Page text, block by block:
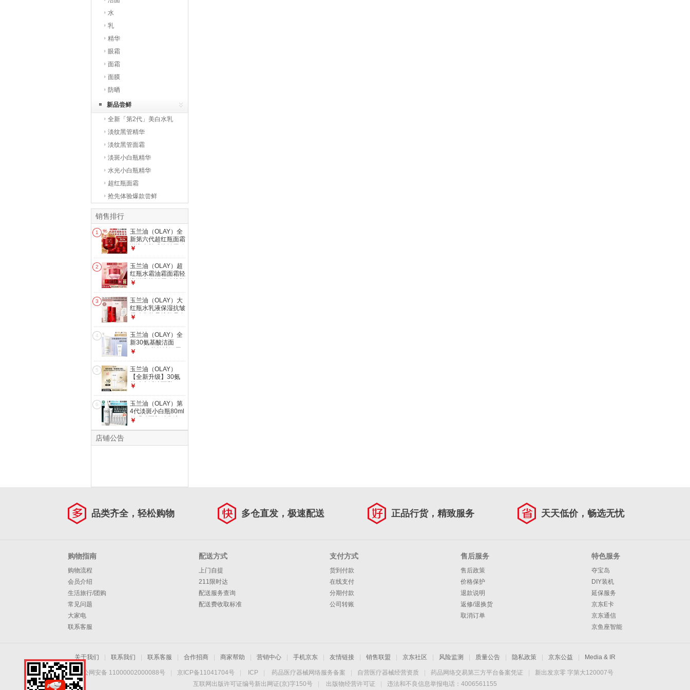
水
乳
精华
眼霜
面霜
面膜
防晒
新品尝鲜
全新「第2代」美白水乳
淡纹黑管精华
淡纹黑管面霜
淡斑小白瓶精华
水光小白瓶精华
超红瓶面霜
抢先体验爆款尝鲜
销售排行
1
玉兰油（OLAY）全
新第六代超红瓶面霜
滋润全肤质抗皱紧致
物女
￥
2
玉兰油（OLAY）超
红瓶水霜油霜面霜轻
润滋润抗皱紧致护肤
￥
3
玉兰油（OLAY）大
红瓶水乳液保湿抗皱
紧致化妆品护肤品套
物女
￥
4
玉兰油（OLAY）全
新30氨基酸洁面
100g卸妆控油深层
夕礼物女
￥
5
玉兰油（OLAY）
【全新升级】30氨
基酸表活洁面乳20g
券】
￥
6
玉兰油（OLAY）第
4代淡斑小白瓶80ml
传明酸面部精华液
￥
店铺公告
品类齐全，轻松购物 多仓直发，极速配送 正品行货，精致服务 天天低价，畅选无忧
购物指南
购物流程
会员介绍
生活旅行/团购
常见问题
大家电
联系客服
配送方式
上门自提
211限时达
配送服务查询
配送费收取标准
支付方式
货到付款
在线支付
分期付款
公司转账
售后服务
售后政策
价格保护
退款说明
返修/退换货
取消订单
特色服务
夺宝岛
DIY装机
延保服务
京东E卡
京东通信
京鱼座智能
关于我们 联系我们 联系客服 合作招商 商家帮助 营销中心 手机京东 友情链接 销售联盟 京东社区 风险监测 质量公告 隐私政策 京东公益 Media & IR
京公网安备 11000002000088号 京ICP备11041704号 ICP 药品医疗器械网络服务备案 自营医疗器械经营资质 药品网络交易第三方平台备案凭证
新出发京零 字第大120007号
互联网出版许可证编号新出网证(京)字150号
出版物经营许可证 违法和不良信息举报电话：4006561155